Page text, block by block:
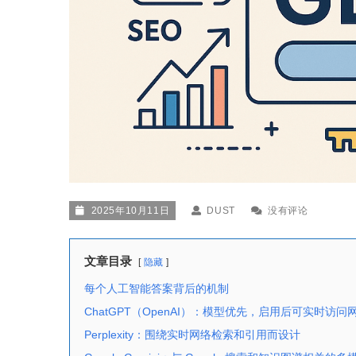
2025年10月11日 DUST 没有评论
文章目录 隐藏
每个人工智能答案背后的机制
ChatGPT（OpenAI）：模型优先，启用后可实时访问
Perplexity：围绕实时网络检索和引用而设计